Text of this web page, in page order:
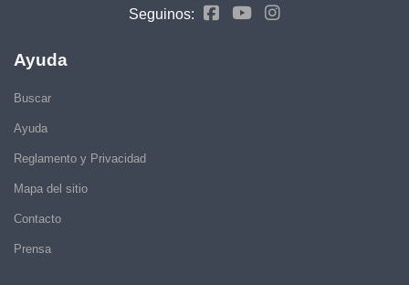
Seguinos:
Ayuda
Buscar
Ayuda
Reglamento y Privacidad
Mapa del sitio
Contacto
Prensa